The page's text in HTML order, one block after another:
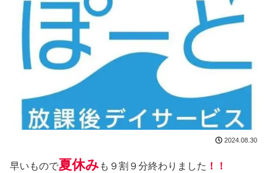
2024.08.30
早いもので夏休み も９割９分終わりました ！！